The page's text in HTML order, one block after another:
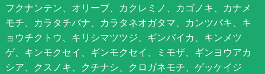
フクナンテン、オリーブ、カクレミノ、カゴノキ、カナメ
モチ、カラタチバナ、カラタネオガタマ、カンツバキ、キ
ョウチクトウ、キリシマツツジ、ギンバイカ、キンメツ
ゲ、キンモクセイ、ギンモクセイ、ミモザ、ギンヨウアカ
シア、クスノキ、クチナシ、クロガネモチ、ゲッケイジ